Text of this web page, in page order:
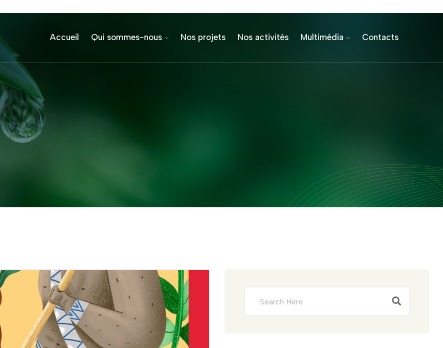
Accueil Qui sommes-nous Nos projets Nos activités Multimédia Contacts